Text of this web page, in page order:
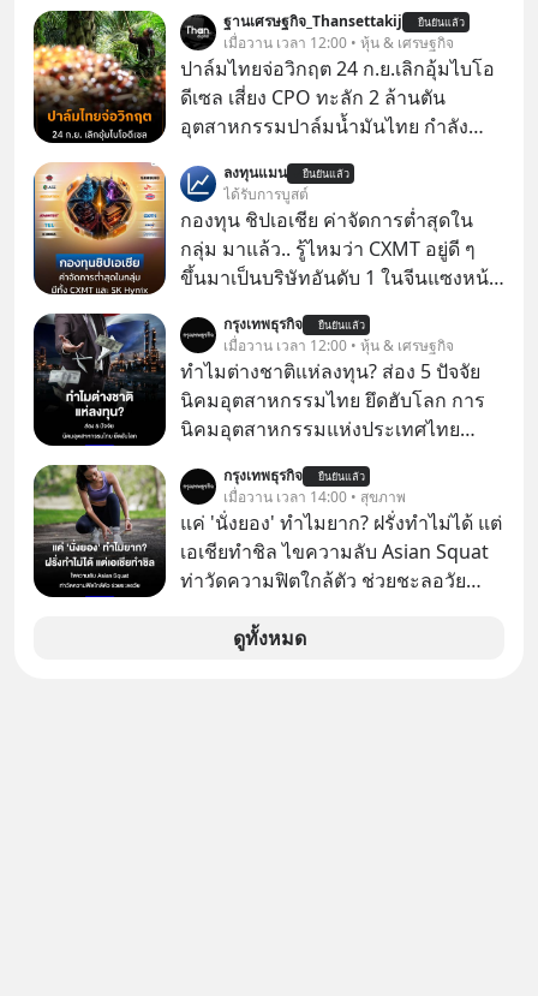
ฐานเศรษฐกิจ_Thansettakij ยืนยันแล้ว
เมื่อวาน เวลา 12:00 • หุ้น & เศรษฐกิจ
ปาล์มไทยจ่อวิกฤต 24 ก.ย.เลิกอุ้มไบโอ
ดีเซล เสี่ยง CPO ทะลัก 2 ล้านตัน
อุตสาหกรรมปาล์มน้ำมันไทย กำลัง
ผลผลิตที่มีแนวโน้มเพิ่มขึ้นและการ
เปลี่ยนแปลงนโยบายด้านเชื้อเพลิง โดย
เฉพาะการบังคับใช้ พ.ร.บ.กองทุนน้ำมัน
เชื้อเพลิง พ.ศ. 2562 ซึ่งจะเป็นอีกปัจจัย
ประเทศ
ลงทุนแมน ยืนยันแล้ว
ได้รับการบูสต์
กองทุน ชิปเอเชีย ค่าจัดการต่ำสุดใน
กลุ่ม มาแล้ว.. รู้ไหมว่า CXMT อยู่ดี ๆ
ขึ้นมาเป็นบริษัทอันดับ 1 ในจีนแซงหน้า
บริษัทอันดับ 1 ในไต้หวันมานานแล้ว
กรุงเทพธุรกิจ ยืนยันแล้ว
เมื่อวาน เวลา 12:00 • หุ้น & เศรษฐกิจ
ทำไมต่างชาติแห่ลงทุน? ส่อง 5 ปัจจัย
นิคมอุตสาหกรรมไทย ยึดฮับโลก การ
นิคมอุตสาหกรรมแห่งประเทศไทย
“นิคมอุตสาหกรรมไทย” ผาดโผนบนเวที
โลก ท่ามกลางสมรภูมิย้ายฐานการผลิต
ย้ำโครงสร้างพื้นฐาน-โลจิสติกส์แกร่ง
พร้อมอัดสิทธิประโยชน์ผ่านสำนักงาน
และอานิสงส์ FTA เปิดประตูสู่ตลาดต่าง
ประเทศ ดึงเม็ดเงินลงทุนอุตสาหกรรม
กรุงเทพธุรกิจ ยืนยันแล้ว
เมื่อวาน เวลา 14:00 • สุขภาพ
แค่ 'นั่งยอง' ทำไมยาก? ฝรั่งทำไม่ได้ แต่
เอเชียทำชิล ไขความลับ Asian Squat
ท่าวัดความฟิตใกล้ตัว ช่วยชะลอวัย
ต่างชาติที่พยายามทำ “Asian Squat”
ดูทั้งหมด